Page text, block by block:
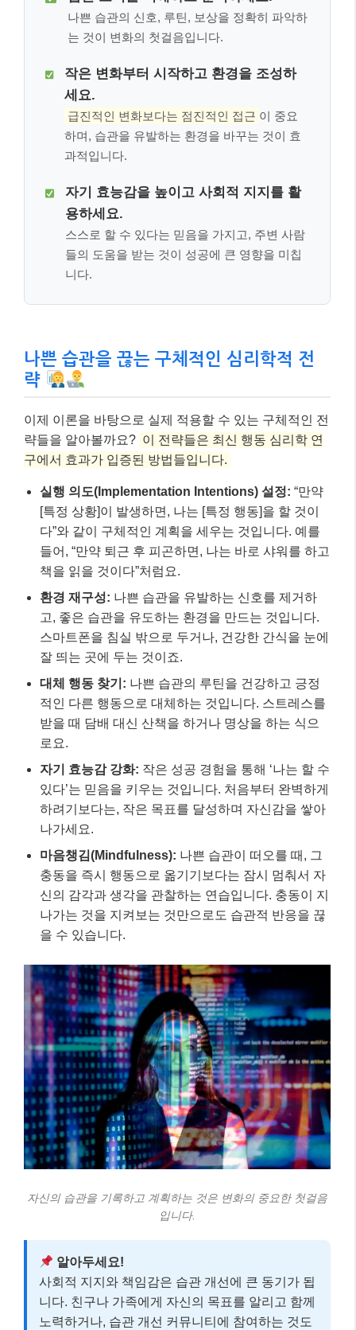
나쁜 습관의 신호, 루틴, 보상을 정확히 파악하
는 것이 변화의 첫걸음입니다.
작은 변화부터 시작하고 환경을 조성하
세요.
급진적인 변화보다는 점진적인 접근 이 중요
하며, 습관을 유발하는 환경을 바꾸는 것이 효
과적입니다.
자기 효능감을 높이고 사회적 지지를 활
용하세요.
스스로 할 수 있다는 믿음을 가지고, 주변 사람
들의 도움을 받는 것이 성공에 큰 영향을 미칩
니다.
나쁜 습관을 끊는 구체적인 심리학적 전
략
이제 이론을 바탕으로 실제 적용할 수 있는 구체적인 전
략들을 알아볼까요? 이 전략들은 최신 행동 심리학 연
구에서 효과가 입증된 방법들입니다.
실행 의도(Implementation Intentions) 설정: “만약
[특정 상황]이 발생하면, 나는 [특정 행동]을 할 것이
다”와 같이 구체적인 계획을 세우는 것입니다. 예를
들어, “만약 퇴근 후 피곤하면, 나는 바로 샤워를 하고
책을 읽을 것이다”처럼요.
환경 재구성: 나쁜 습관을 유발하는 신호를 제거하
고, 좋은 습관을 유도하는 환경을 만드는 것입니다.
스마트폰을 침실 밖으로 두거나, 건강한 간식을 눈에
잘 띄는 곳에 두는 것이죠.
대체 행동 찾기: 나쁜 습관의 루틴을 건강하고 긍정
적인 다른 행동으로 대체하는 것입니다. 스트레스를
받을 때 담배 대신 산책을 하거나 명상을 하는 식으
로요.
자기 효능감 강화: 작은 성공 경험을 통해 ‘나는 할 수
있다’는 믿음을 키우는 것입니다. 처음부터 완벽하게
하려기보다는, 작은 목표를 달성하며 자신감을 쌓아
나가세요.
마음챙김(Mindfulness): 나쁜 습관이 떠오를 때, 그
충동을 즉시 행동으로 옮기기보다는 잠시 멈춰서 자
신의 감각과 생각을 관찰하는 연습입니다. 충동이 지
나가는 것을 지켜보는 것만으로도 습관적 반응을 끊
을 수 있습니다.
자신의 습관을 기록하고 계획하는 것은 변화의 중요한 첫걸음
입니다.
알아두세요!
사회적 지지와 책임감은 습관 개선에 큰 동기가 됩
니다. 친구나 가족에게 자신의 목표를 알리고 함께
노력하거나, 습관 개선 커뮤니티에 참여하는 것도